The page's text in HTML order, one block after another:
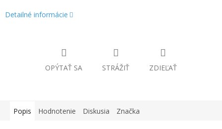
Detailné informácie
OPÝTAŤ SA STRÁŽIŤ ZDIEĽAŤ
Popis Hodnotenie Diskusia Značka